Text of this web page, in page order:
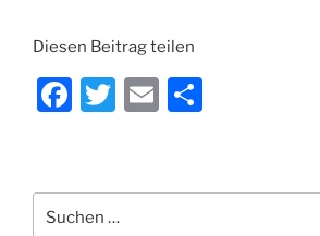
Diesen Beitrag teilen
F
e
T
er
E
l
n
nach: